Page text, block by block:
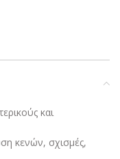
και
κενών, σχισμές,